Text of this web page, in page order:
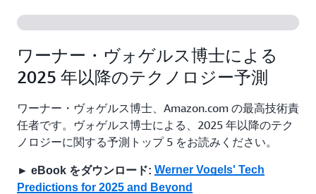
ワーナー・ヴォゲルス博士による
2025 年以降のテクノロジー予測
ワーナー・ヴォゲルス博士、Amazon.com の最高技術責
任者です。ヴォゲルス博士による、2025 年以降のテク
ノロジーに関する予測トップ 5 をお読みください。
► eBook をダウンロード: Werner Vogels' Tech
Predictions for 2025 and Beyond